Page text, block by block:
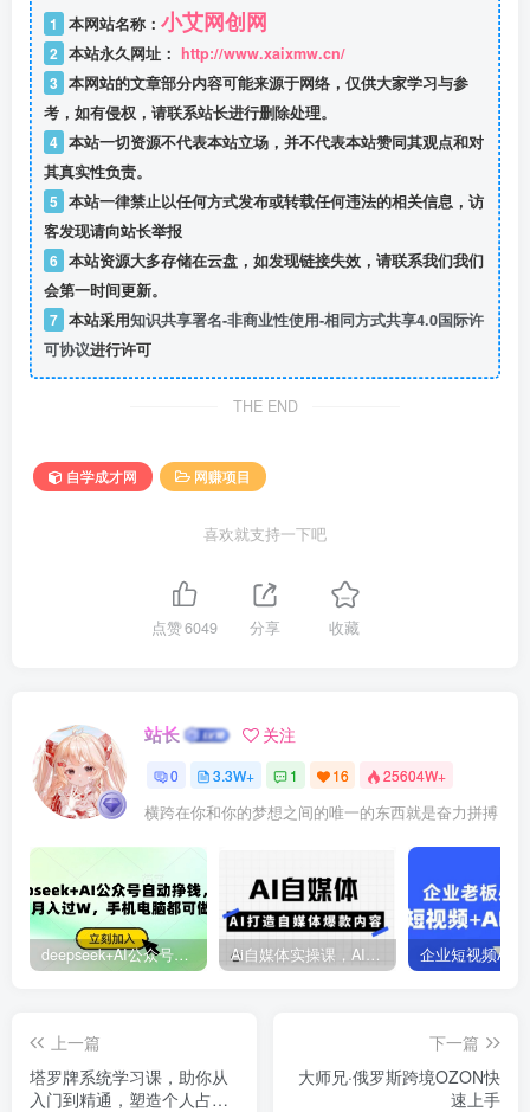
1 本网站名称： 小艾网创网
2 本站永久网址： http://www.xaixmw.cn/
3 本网站的文章部分内容可能来源于网络，仅供大家学习与参
考，如有侵权，请联系站长进行删除处理。
4 本站一切资源不代表本站立场，并不代表本站赞同其观点和对
其真实性负责。
5 本站一律禁止以任何方式发布或转载任何违法的相关信息，访
客发现请向站长举报
6 本站资源大多存储在云盘，如发现链接失效，请联系我们我们
会第一时间更新。
7 本站采用知识共享署名-非商业性使用-相同方式共享4.0国际许
可协议进行许可
THE END
自学成才网 网赚项目
喜欢就支持一下吧
点赞6049 分享 收藏
站长 关注
0 3.3W+ 1 16 25604W+
横跨在你和你的梦想之间的唯一的东西就是奋力拼搏
deepseek+AI公众号自动挣钱，轻松月入过W，手机电脑都可做 Ai自媒体实操课，AI打造自媒体爆款内容
上一篇
塔罗牌系统学习课，助你从
入门到精通，塑造个人占卜
下一篇
大师兄·俄罗斯跨境OZON快
速上手